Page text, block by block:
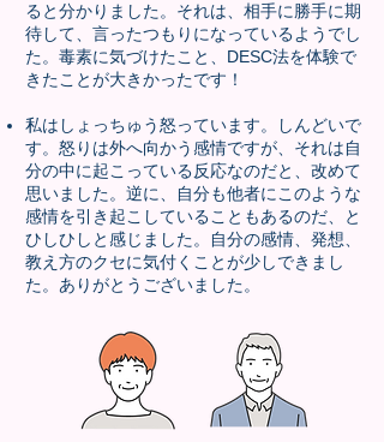
ると分かりました。それは、相手に勝手に期
待して、言ったつもりになっているようでし
た。毒素に気づけたこと、DESC法を体験で
きたことが大きかったです！
私はしょっちゅう怒っています。しんどいで
す。怒りは外へ向かう感情ですが、それは自
分の中に起こっている反応なのだと、改めて
思いました。逆に、自分も他者にこのような
感情を引き起こしていることもあるのだ、と
ひしひしと感じました。自分の感情、発想、
教え方のクセに気付くことが少しできまし
た。ありがとうございました。